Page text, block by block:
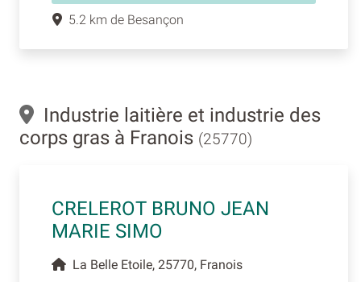
5.2 km de Besançon
Industrie laitière et industrie des
corps gras à Franois (25770)
CRELEROT BRUNO JEAN
MARIE SIMO
La Belle Etoile, 25770, Franois